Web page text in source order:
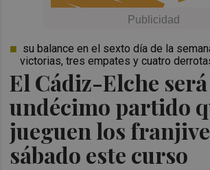
El Cádiz-Elche
undécimo partido
jueguen los
sábado este curso
su balance en el sexto día de la
victorias, tres empates y cuatro